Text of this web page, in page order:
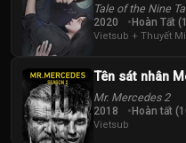
Tale of the Nine
2020 Hoàn Tất
Vietsub + Thuyết
Tên sát nhân
Mr. Mercedes 2
2018 Hoàn tất
Vietsub